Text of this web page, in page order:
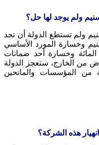
ولم يوجد لها حل؟
ولم تستطع الدولة أن تجد
وخسارة المورد الأساسي
الموريتانية بما يفوق 15 في المائة وخسارة أحد ضمانات
من الخارج، ستعجز الدولة
من المؤسسات والمانحين
هذه الشركة؟